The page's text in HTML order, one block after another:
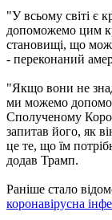
"У всьому світі є
допоможемо цим
становищі, що
- переконаний
"Якщо вони не
ми можемо
Сполученому
запитав його, як
це те, що їм
додав Трамп.
Раніше стало
коронавірусна